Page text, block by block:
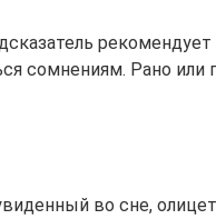
сомнениям. Рано или
во сне,